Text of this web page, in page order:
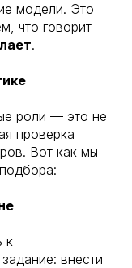
модели. Это
что говорит
.
роли — это не
проверка
Вот как мы
к
внести